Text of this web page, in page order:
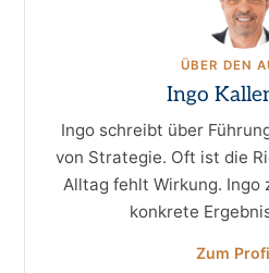
ÜBER DEN
Ingo
Ingo schreibt über
von Strategie. Oft ist die
Alltag fehlt Wirkung. Ingo
konkrete
Zum